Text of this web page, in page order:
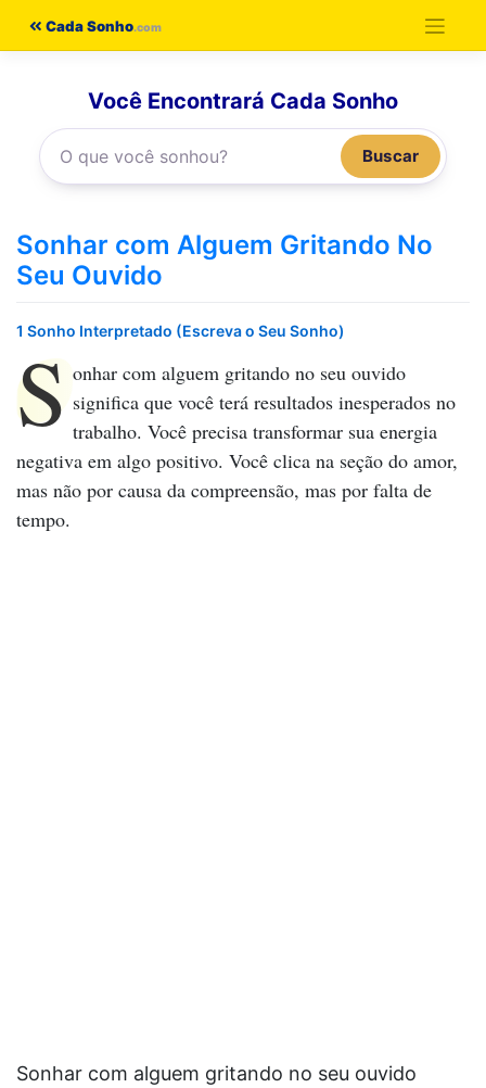
Cada Sonho
Você Encontrará Cada Sonho
Buscar
Sonhar com Alguem Gritando No
Seu Ouvido
1 Sonho Interpretado (Escreva o Seu Sonho)
S onhar com alguem gritando no seu ouvido
significa que você terá resultados inesperados no
trabalho. Você precisa transformar sua energia
negativa em algo positivo. Você clica na seção do amor,
mas não por causa da compreensão, mas por falta de
tempo.
Sonhar com alguem gritando no seu ouvido